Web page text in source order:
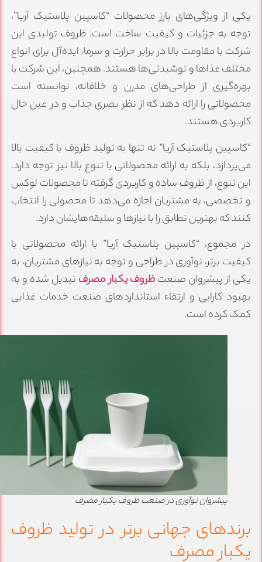
از ویژگی‌های بارز محصولات “کاسپین پلاستیک آریا”،
به جزئیات و کیفیت ساخت است. ظروف تولیدی این
با مقاومت بالا در برابر حرارت و سرما، ایده‌آل برای انواع
غذاها و نوشیدنی‌ها هستند. همچنین، این شرکت با
از طراحی‌های مدرن و خلاقانه، توانسته است
را ارائه دهد که از نظر بصری جذاب و در عین حال
هستند.
پلاستیک آریا” نه تنها به تولید ظروف با کیفیت بالا
بلکه به ارائه محصولاتی با تنوع بالا نیز توجه دارد.
تنوع، از ظروف ساده و کاربردی گرفته تا محصولات لوکس
تخصصی، به مشتریان اجازه می‌دهد تا محصولی را انتخاب
که بهترین تطابق را با نیازها و سلیقه‌هایشان دارد.
مجموع، “کاسپین پلاستیک آریا” با ارائه محصولاتی با
برتر، نوآوری در طراحی و توجه به نیازهای مشتریان، به
از پیشروان صنعتظروف یکبار مصرفتبدیل شده و به
کارایی و ارتقاء استانداردهای صنعت خدمات غذایی
کرده است.
پیشروان نوآوری در صنعت ظروف یکبار مصرف
جهانی برتر در تولید ظروف
مصرف